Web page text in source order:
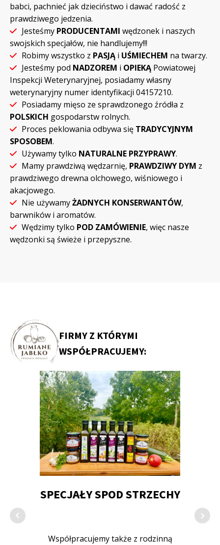
babci, pachnieć jak dzieciństwo i dawać radość z
prawdziwego jedzenia.
Jesteśmy PRODUCENTAMI wędzonek i naszych
swojskich specjałów, nie handlujemy!!!
Robimy wszystko z PASJĄ i UŚMIECHEM na twarzy.
Jesteśmy pod NADZOREM i OPIEKĄ Powiatowej
Inspekcji Weterynaryjnej, posiadamy własny
weterynaryjny numer identyfikacji 04157210.
Posiadamy mięso ze sprawdzonego źródła z
POLSKICH gospodarstw rolnych.
Proces peklowania odbywa się TRADYCYJNYM
SPOSOBEM.
Używamy tylko NATURALNE PRZYPRAWY.
Mamy prawdziwą wędzarnię, PRAWDZIWY DYM z
prawdziwego drewna olchowego, wiśniowego i
akacjowego.
Nie używamyŻADNYCH KONSERWANTÓW,
barwników i aromatów.
Wędzimy tylko POD ZAMÓWIENIE, więc nasze
wędzonki są świeże i przepyszne.
FIRMY Z KTÓRYMI
WSPÓŁPRACUJEMY:
SPECJAŁY SPOD STRZECHY
Współpracujemy także z rodzinną